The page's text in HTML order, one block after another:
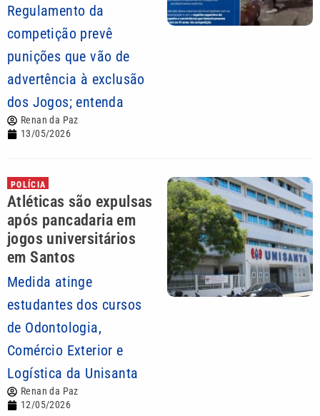
Regulamento da
competição prevê
punições que vão de
advertência à exclusão
dos Jogos; entenda
Renan da Paz
13/05/2026
POLÍCIA
Atléticas são expulsas
após pancadaria em
jogos universitários
em Santos
Medida atinge
estudantes dos cursos
de Odontologia,
Comércio Exterior e
Logística da Unisanta
Renan da Paz
12/05/2026